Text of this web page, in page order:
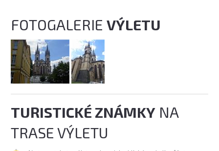
FOTOGALERIEVÝLETU
TURISTICKÉ ZNÁMKY NA
TRASE VÝLETU